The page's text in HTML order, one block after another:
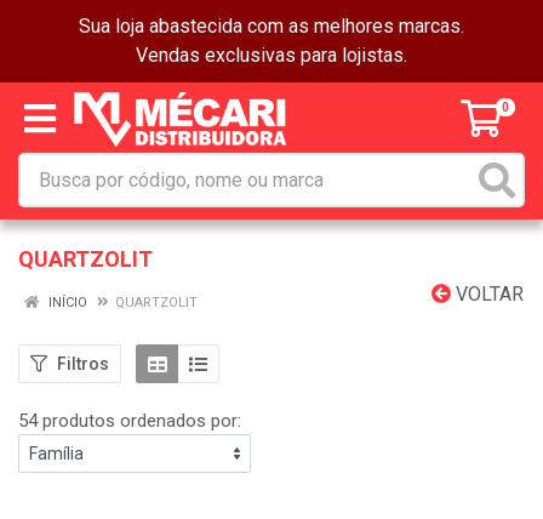
Sua loja abastecida com as melhores marcas.
Vendas exclusivas para lojistas.
0
QUARTZOLIT
VOLTAR
INÍCIO QUARTZOLIT
Filtros
54 produtos ordenados por: